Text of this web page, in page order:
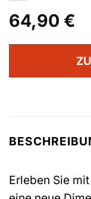
64,90 €
Erleben Sie